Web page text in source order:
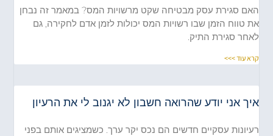
האם סגירת עסק מבטיחה שקט מרשויות המס? במאמר זה נבחן
את טווח הזמן שבו רשויות המס יכולות לזמן אדם לחקירה, גם
לאחר סגירת התיק.
קרא עוד >>>
איך אני יודע שהרואה חשבון לא יגנוב לי את הרעיון
רעיונות עסקיים חדשים הם נכס יקר ערך. כשמציגים אותם בפני